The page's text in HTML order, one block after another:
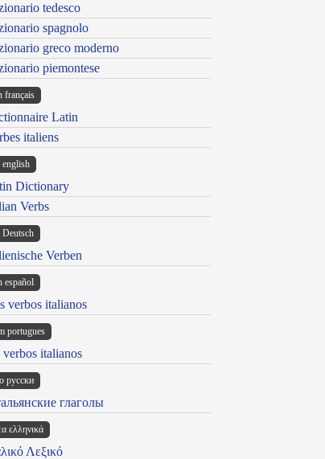
tedesco
spagnolo
greco moderno
piemontese
français
Latin
italiens
english
Dictionary
Verbs
Verben
español
verbos italianos
portugues
verbos italianos
русски
глаголы
ελληνικά
Λεξικό